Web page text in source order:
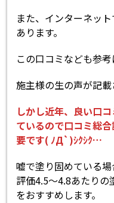
また、インターネッ
あります。
この口コミなども参考
施主様の生の声が記載
しかし近年、良い口
ているので口コミ総
要です( ﾉД`)ｼｸｼｸ…
嘘で塗り固めている
評価4.5～4.8あたりの
をおすすめします。